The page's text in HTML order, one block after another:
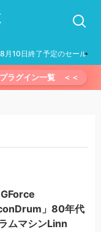
月10日終了予定のセール
ラグイン一覧 ＜＜
GForce
」80年代
ムマシンLinn